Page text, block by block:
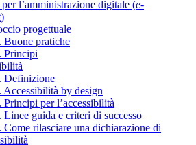
l’amministrazione digitale (e-
)
progettuale
Buone pratiche
Principi
Definizione
Accessibilità by design
Principi per l’accessibilità
Linee guida e criteri di successo
Come rilasciare una dichiarazione di